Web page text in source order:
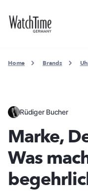
Home Brands
Rüdiger Bucher
Marke,
Was